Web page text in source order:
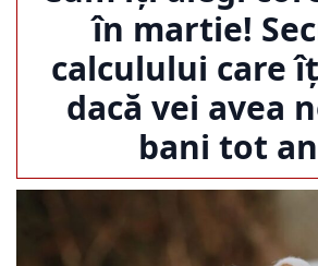
în martie!
calculului care
dacă vei avea
bani tot